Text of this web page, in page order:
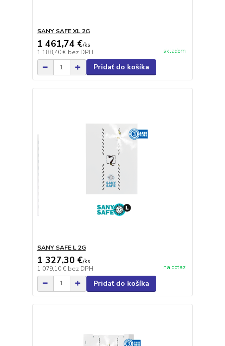
SANY SAFE XL 2G
1 461,74 €/ks
1 188,40 € bez DPH skladom
Pridať do košíka
SANY SAFE L 2G
1 327,30 €/ks
1 079,10 € bez DPH na dotaz
Pridať do košíka